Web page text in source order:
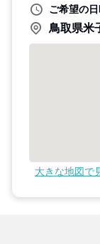
ご希望の
鳥取県米
大きな地図で